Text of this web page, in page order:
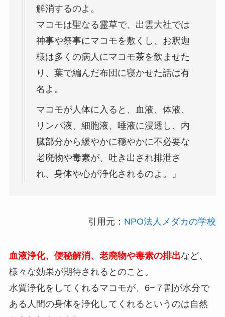
解消するのよ。
マコモは聖なる霊草で、出雲大社では
神事や祭事にマコモを敷くし、お釈迦
様は多くの病人にマコモ茶を飲ませた
り、葉で編んだ布団に寝かせた話は有
名よ。
マコモが人体に入ると、血液、体液、
リンパ液、細胞液、唾液に浸透し、内
臓部分から緩やかに穏やかに不必要な
老廃物や毒素が、吐き出され排泄さ
れ、身体や心が浄化されるのよ。」
引用元： NPO法人メダカの学校
血液浄化、便秘解消、老廃物や毒素の排出など、
様々な効果が期待されるとのこと。
水質浄化をしてくれるマコモが、6−７割が水分で
ある人間の身体を浄化してくれるというのは自然